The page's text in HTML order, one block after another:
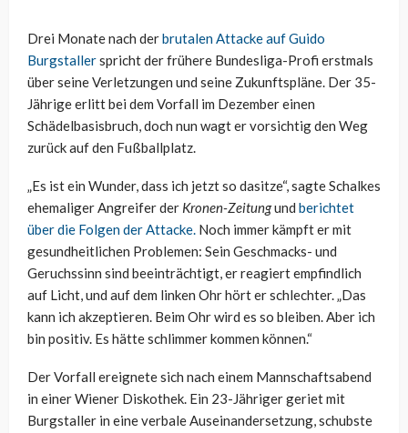
Drei Monate nach derbrutalen Attacke auf Guido
Burgstallerspricht der frühere Bundesliga-Profi erstmals
über seine Verletzungen und seine Zukunftspläne. Der 35-
Jährige erlitt bei dem Vorfall im Dezember einen
Schädelbasisbruch, doch nun wagt er vorsichtig den Weg
zurück auf den Fußballplatz.
„Es ist ein Wunder, dass ich jetzt so dasitze“, sagte Schalkes
ehemaliger Angreifer der Kronen-Zeitungund berichtet
über die Folgen der Attacke. Noch immer kämpft er mit
gesundheitlichen Problemen: Sein Geschmacks- und
Geruchssinn sind beeinträchtigt, er reagiert empfindlich
auf Licht, und auf dem linken Ohr hört er schlechter. „Das
kann ich akzeptieren. Beim Ohr wird es so bleiben. Aber ich
bin positiv. Es hätte schlimmer kommen können.“
Der Vorfall ereignete sich nach einem Mannschaftsabend
in einer Wiener Diskothek. Ein 23-Jähriger geriet mit
Burgstaller in eine verbale Auseinandersetzung, schubste